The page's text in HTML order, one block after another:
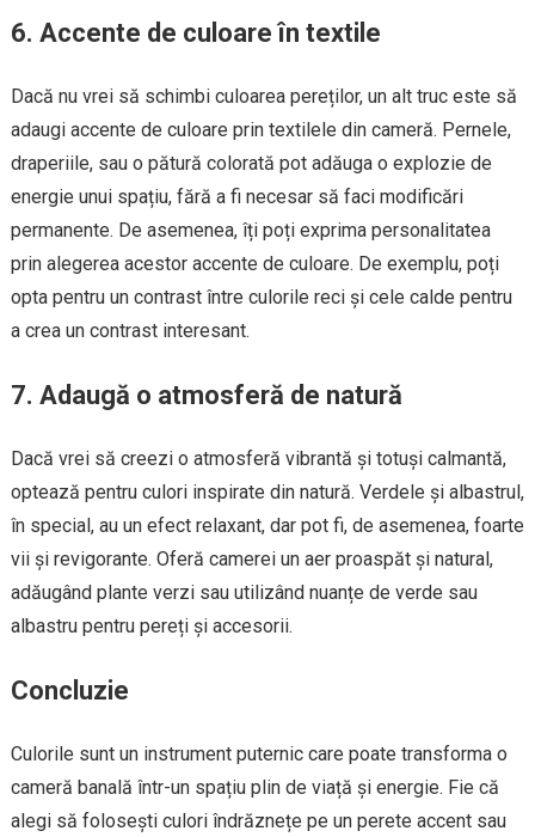
6. Accente de culoare în textile
Dacă nu vrei să schimbi culoarea pereților, un alt truc este să
adaugi accente de culoare prin textilele din cameră. Pernele,
draperiile, sau o pătură colorată pot adăuga o explozie de
energie unui spațiu, fără a fi necesar să faci modificări
permanente. De asemenea, îți poți exprima personalitatea
prin alegerea acestor accente de culoare. De exemplu, poți
opta pentru un contrast între culorile reci și cele calde pentru
a crea un contrast interesant.
7. Adaugă o atmosferă de natură
Dacă vrei să creezi o atmosferă vibrantă și totuși calmantă,
optează pentru culori inspirate din natură. Verdele și albastrul,
în special, au un efect relaxant, dar pot fi, de asemenea, foarte
vii și revigorante. Oferă camerei un aer proaspăt și natural,
adăugând plante verzi sau utilizând nuanțe de verde sau
albastru pentru pereți și accesorii.
Concluzie
Culorile sunt un instrument puternic care poate transforma o
cameră banală într-un spațiu plin de viață și energie. Fie că
alegi să folosești culori îndrăznețe pe un perete accent sau